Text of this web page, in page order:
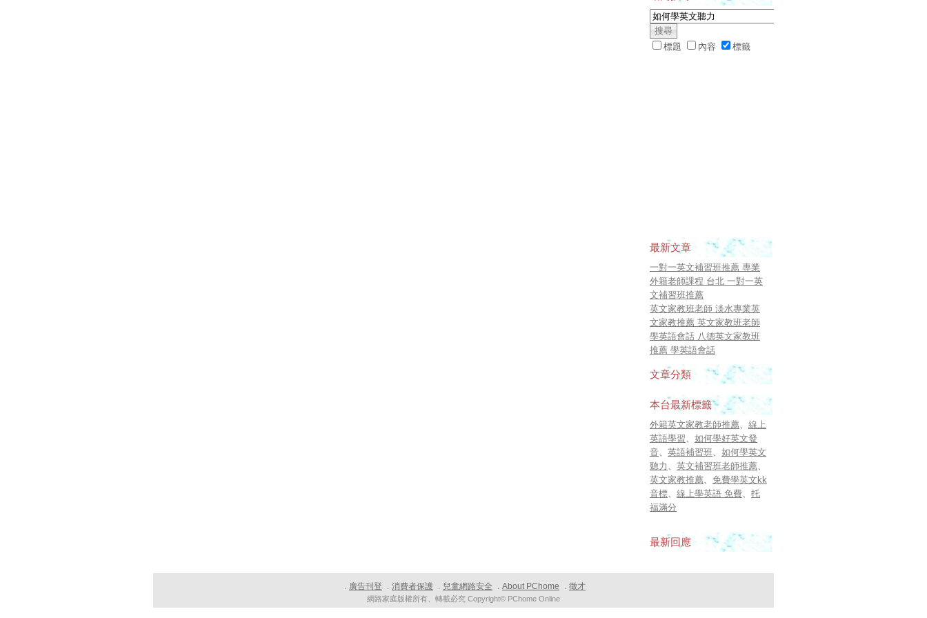
標題 內容 標籤
最新文章
一對一英文補習班推薦 專業
外籍老師課程 台北 一對一英
文補習班推薦
英文家教班老師 淡水專業英
文家教推薦 英文家教班老師
學英語會話 八德英文家教班
推薦 學英語會話
文章分類
本台最新標籤
外籍英文家教老師推薦、 線上
英語學習、 如何學好英文發
音、 英語補習班、 如何學英文
聽力 、 英文補習班老師推薦、
英文家教推薦、 免費學英文kk
音標、 線上學英語 免費、 托
福滿分
最新回應
． 廣告刊登 ． 消費者保護 ． 兒童網路安全 ． About PChome ． 徵才
網路家庭版權所有、轉載必究 Copyright© PChome Online